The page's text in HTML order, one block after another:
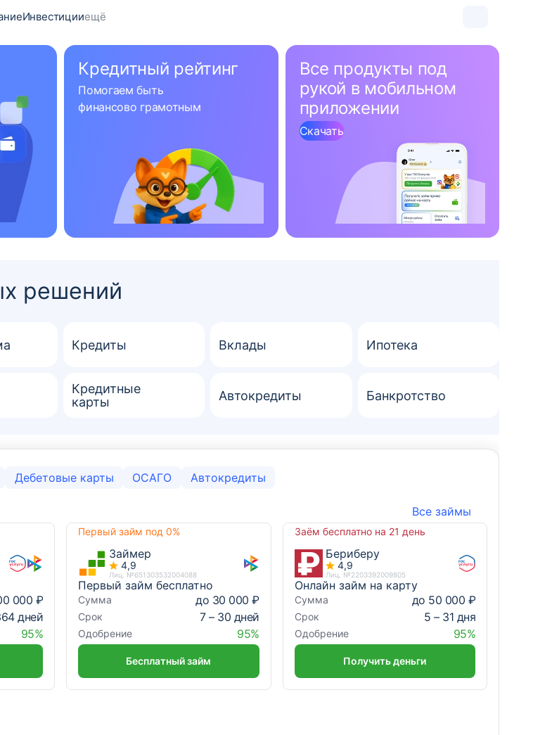
Инвестицииещё
Кредитный рейтинг
Помогаем быть
финансово грамотным
Все продукты под
рукой в мобильном
приложении
Скачать
решений
Кредиты Вклады Ипотека
Кредитные
карты
Автокредиты Банкротство
Дебетовые карты ОСАГО Автокредиты
Все займы
000 ₽
дней
95%
Первый займ под 0%
Займер
4,9
Лиц. №651303532004088
Первый займ бесплатно
Сумма до 30 000 ₽
Срок 7 – 30 дней
Одобрение 95%
Бесплатный займ
Заём бесплатно на 21 день
Бериберу
4,9
Лиц. №2203392009805
Онлайн займ на карту
Сумма до 50 000 ₽
Срок 5 – 31 дня
Одобрение 95%
Получить деньги